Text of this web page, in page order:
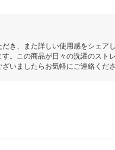
き、また詳しい使用感をシェ
。この商品が日々の洗濯のス
いましたらお気軽にご連絡くだ